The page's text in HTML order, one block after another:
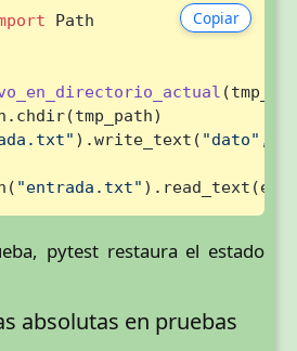
Copiar
Path
(
).write_text( "dato" ,
"entrada.txt"
pytest restaura el estado
absolutas en pruebas